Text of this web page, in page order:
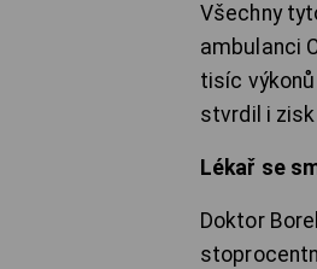
Všechny
ambulanci
tisíc
stvrdil i zisk
Lékař se
Doktor